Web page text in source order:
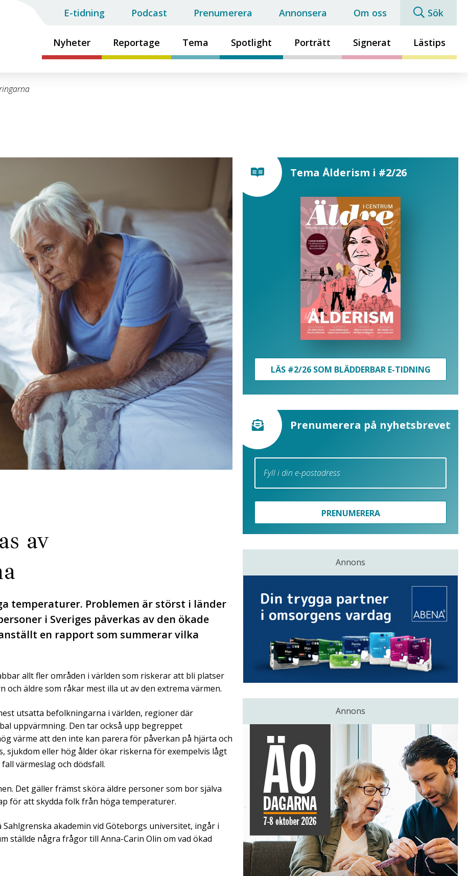
Nyheter Reportage Tema Spotlight Porträtt Signerat Lästips
E-tidning Podcast Prenumerera Annonsera Om oss Sök
av
temperaturer. Problemen är störst i länder
i Sveriges påverkas av den ökade
en rapport som summerar vilka
allt fler områden i världen som riskerar att bli platser
äldre som råkar mest illa ut av den extrema värmen.
utsatta befolkningarna i världen, regioner där
uppvärmning. Den tar också upp begreppet
värme att den inte kan parera för påverkan på hjärta och
sjukdom eller hög ålder ökar riskerna för exempelvis lågt
värmeslag och dödsfall.
Det gäller främst sköra äldre personer som bor själva
för att skydda folk från höga temperaturer.
akademin vid Göteborgs universitet, ingår i
ställde några frågor till Anna-Carin Olin om vad ökad
Tema Ålderism i #2/26
LÄS #2/26 SOM BLÄDDERBAR E-TIDNING
Prenumerera på nyhetsbrevet
PRENUMERERA
Annons
Annons